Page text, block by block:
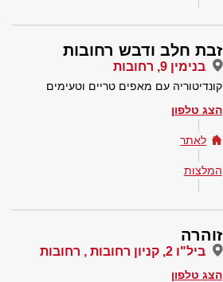
זבת חלב ודבש רחובות
בנימין 9, רחובות
קונדיטוריה עם מאפים טריים וטעימים
הצג טלפון
לאתר
המלצות
זוהרה
ביל"ו 2, קניון רחובות , רחובות
הצג טלפון